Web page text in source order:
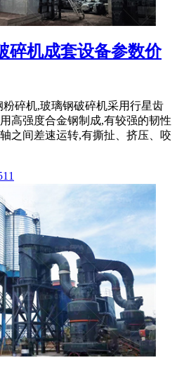
碎机成套设备参数价
粉碎机,玻璃钢破碎机采用行星齿
高强度合金钢制成,有较强的韧性
之间差速运转,有撕扯、挤压、咬